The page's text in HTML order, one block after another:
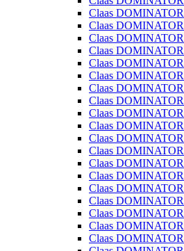
Claas
Claas
Claas
Claas
Claas
Claas
Claas
Claas
Claas
Claas
Claas
Claas
Claas
Claas
Claas
Claas
Claas
Claas
Claas